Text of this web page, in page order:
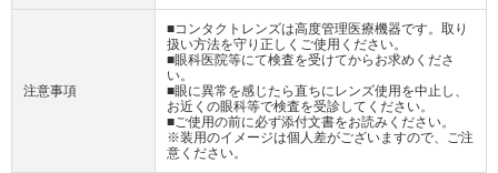
注意事項
■コンタクトレンズは高度管理医療機器です。取り
扱い方法を守り正しくご使用ください。
■眼科医院等にて検査を受けてからお求めくださ
い。
■眼に異常を感じたら直ちにレンズ使用を中止し、
お近くの眼科等で検査を受診してください。
■ご使用の前に必ず添付文書をお読みください。
※装用のイメージは個人差がございますので、ご注
意ください。